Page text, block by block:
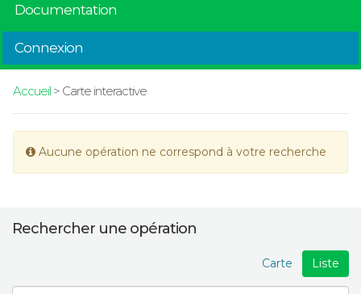
Documentation
Connexion
Accueil> Carte interactive
Aucune opération ne correspond à votre recherche
Rechercher une opération
Liste
Carte